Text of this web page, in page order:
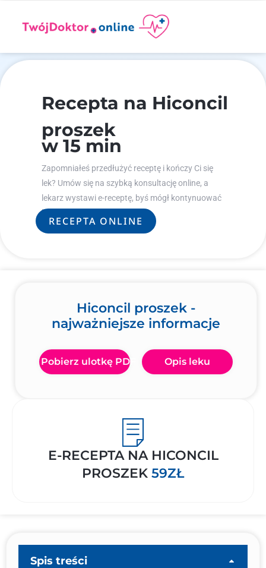
Recepta na Hiconcil
proszek
w 15 min
Zapomniałeś przedłużyć receptę i kończy Ci się
lek? Umów się na szybką konsultację online, a
lekarz wystawi e-receptę, byś mógł kontynuować
leczenie.
RECEPTA ONLINE
Hiconcil proszek -
najważniejsze informacje
Pobierz ulotkę PDF Opis leku
E-RECEPTA NA HICONCIL
PROSZEK 59ZŁ
Spis treści